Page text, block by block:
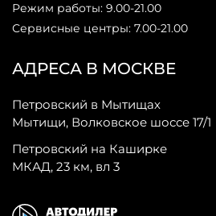
АДРЕСА В МОСКВЕ
Петровский в Мытищах
Мытищи, Волковское шоссе 17/1
Петровский на Каширке
МКАД, 23 км, вл 3
Режим работы: 9.00-21.00
Сервисные центры: 7.00-21.00